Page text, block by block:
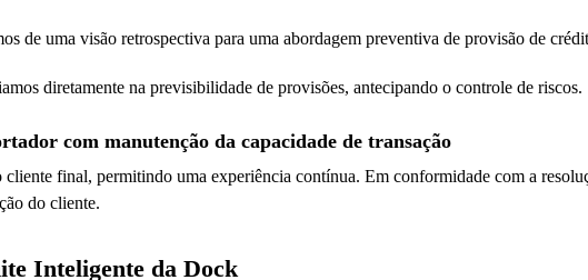
de uma visão retrospectiva para uma abordagem preventiva de provisão de
diretamente na previsibilidade de provisões, antecipando o controle de riscos.
com manutenção da capacidade de transação
final, permitindo uma experiência contínua. Em conformidade com a
do cliente.
Inteligente da Dock